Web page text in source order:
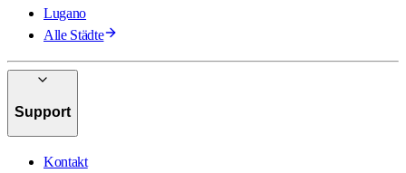
Lugano
Alle Städte
Support
Kontakt